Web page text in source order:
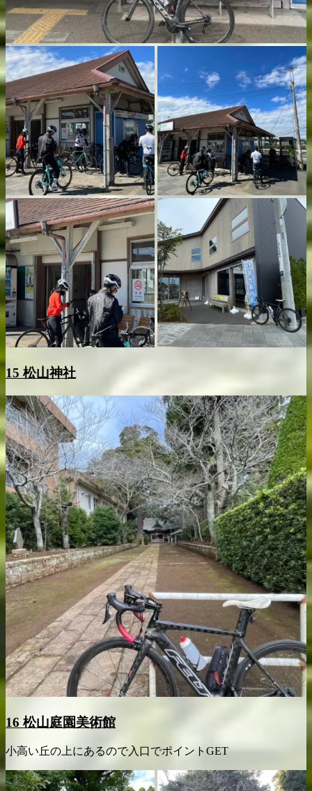
15 松山神社
16 松山庭園美術館
小高い丘の上にあるので入口でポイントGET